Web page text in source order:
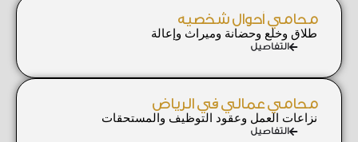
محامي أحوال شخصية
طلاق وخلع وحضانة وميراث وإعالة
التفاصيل
محامي عمالي في الرياض
نزاعات العمل وعقود التوظيف والمستحقات
التفاصيل